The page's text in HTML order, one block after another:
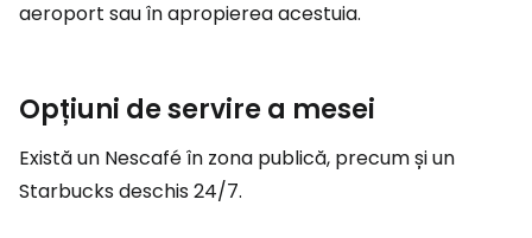
aeroport sau în apropierea acestuia.
Opțiuni de servire a mesei
Există un Nescafé în zona publică, precum și un
Starbucks deschis 24/7.